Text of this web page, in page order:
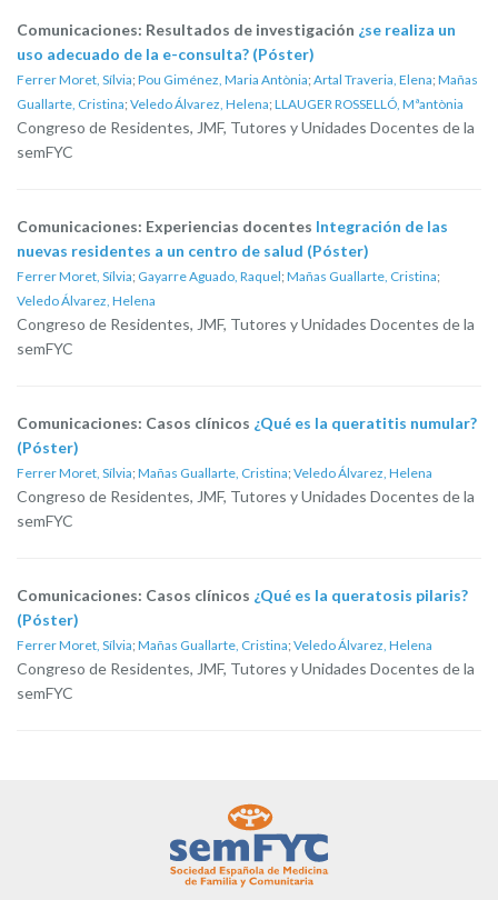
Comunicaciones: Resultados de investigación ¿se realiza un
uso adecuado de la e-consulta? (Póster)
Ferrer Moret, Sílvia; Pou Giménez, Maria Antònia; Artal Traveria, Elena; Mañas
Guallarte, Cristina; Veledo Álvarez, Helena; LLAUGER ROSSELLÓ, Mªantònia
Congreso de Residentes, JMF, Tutores y Unidades Docentes de la
semFYC
Comunicaciones: Experiencias docentes Integración de las
nuevas residentes a un centro de salud (Póster)
Ferrer Moret, Sílvia; Gayarre Aguado, Raquel; Mañas Guallarte, Cristina;
Veledo Álvarez, Helena
Congreso de Residentes, JMF, Tutores y Unidades Docentes de la
semFYC
Comunicaciones: Casos clínicos ¿Qué es la queratitis numular?
(Póster)
Ferrer Moret, Sílvia; Mañas Guallarte, Cristina; Veledo Álvarez, Helena
Congreso de Residentes, JMF, Tutores y Unidades Docentes de la
semFYC
Comunicaciones: Casos clínicos ¿Qué es la queratosis pilaris?
(Póster)
Ferrer Moret, Sílvia; Mañas Guallarte, Cristina; Veledo Álvarez, Helena
Congreso de Residentes, JMF, Tutores y Unidades Docentes de la
semFYC